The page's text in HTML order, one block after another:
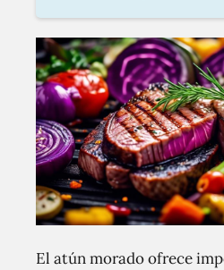
El atún morado ofrece